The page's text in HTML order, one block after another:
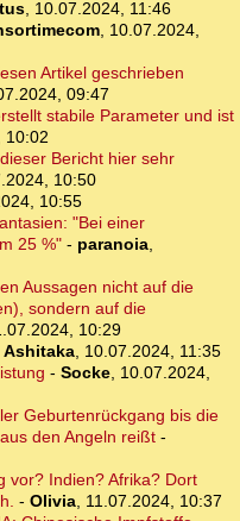
, 10.07.2024, 11:46
, 10.07.2024,
Artikel geschrieben
09:47
stabile Parameter und ist
10:02
Bericht hier sehr
10:50
10:55
"Bei einer
25 %" - paranoia,
Aussagen nicht auf die
sondern auf die
10:29
Ashitaka, 10.07.2024, 11:35
- Socke, 10.07.2024,
Geburtenrückgang bis die
den Angeln reißt -
vor? Indien? Afrika? Dort
- Olivia, 11.07.2024, 10:37